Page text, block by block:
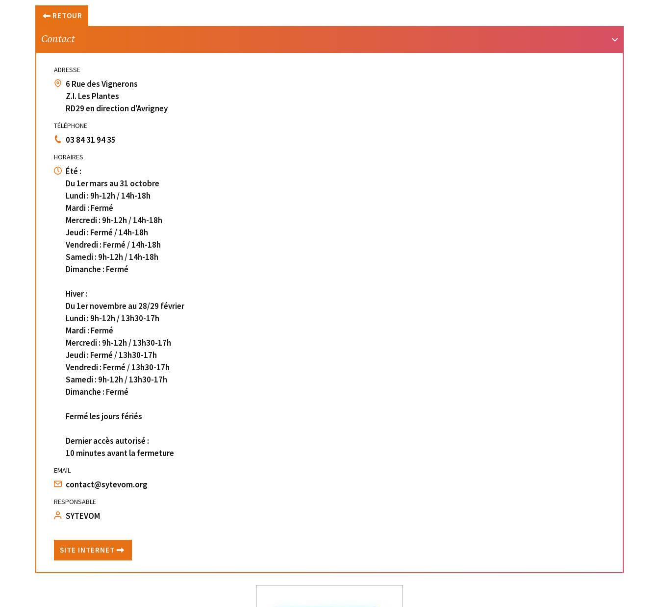
RETOUR
Contact
ADRESSE
6 Rue des Vignerons
Z.I. Les Plantes
RD29 en direction d'Avrigney
TÉLÉPHONE
03 84 31 94 35
HORAIRES
Été :
Du 1er mars au 31 octobre
Lundi : 9h-12h / 14h-18h
Mardi : Fermé
Mercredi : 9h-12h / 14h-18h
Jeudi : Fermé / 14h-18h
Vendredi : Fermé / 14h-18h
Samedi : 9h-12h / 14h-18h
Dimanche : Fermé
Hiver :
Du 1er novembre au 28/29 février
Lundi : 9h-12h / 13h30-17h
Mardi : Fermé
Mercredi : 9h-12h / 13h30-17h
Jeudi : Fermé / 13h30-17h
Vendredi : Fermé / 13h30-17h
Samedi : 9h-12h / 13h30-17h
Dimanche : Fermé
Fermé les jours fériés
Dernier accès autorisé :
10 minutes avant la fermeture
EMAIL
contact@sytevom.org
RESPONSABLE
SYTEVOM
SITE INTERNET